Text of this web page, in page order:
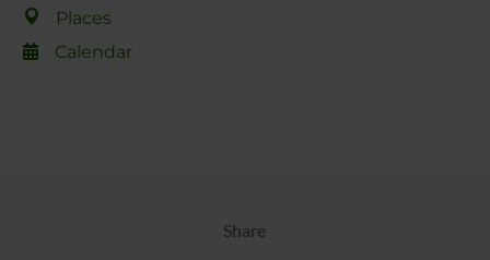
Places
Calendar
Share